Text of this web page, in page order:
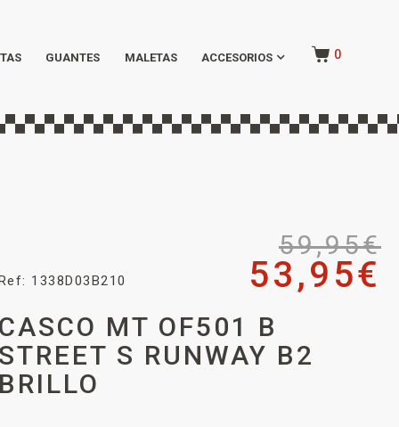
GUANTES MALETAS ACCESORIOS 0
1338D03B210
59,95€
53,95€
MT OF501 B
S RUNWAY B2